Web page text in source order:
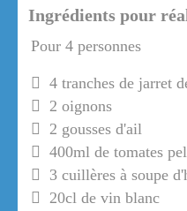
Ingrédients pour
Pour 4 personnes
4 tranches de jarret
2 oignons
2 gousses d'ail
400ml de tomates
3 cuillères à soupe
20cl de vin blanc